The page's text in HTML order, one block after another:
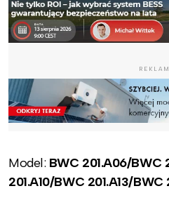
Model: BWC 201.A06/BWC
201.A10/BWC 201.A13/BWC